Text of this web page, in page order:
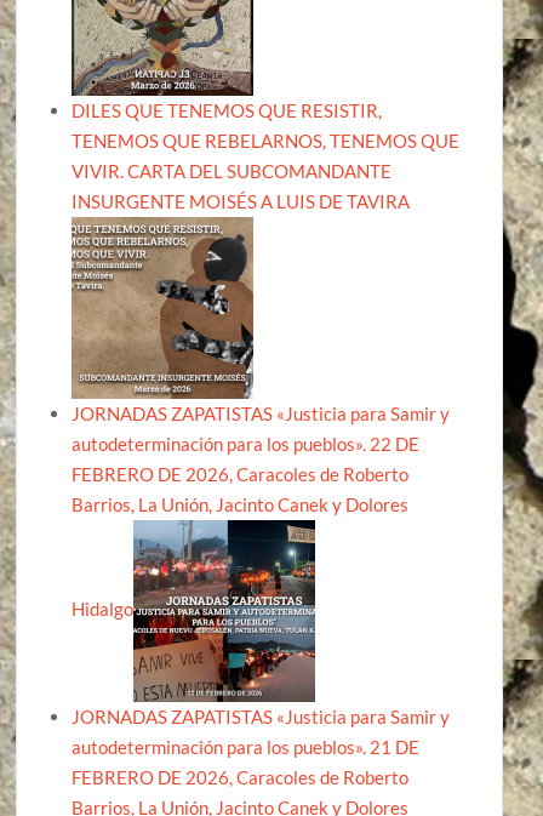
DILES QUE TENEMOS QUE RESISTIR,
TENEMOS QUE REBELARNOS, TENEMOS QUE
VIVIR. CARTA DEL SUBCOMANDANTE
INSURGENTE MOISÉS A LUIS DE TAVIRA
JORNADAS ZAPATISTAS «Justicia para Samir y
autodeterminación para los pueblos». 22 DE
FEBRERO DE 2026, Caracoles de Roberto
Barrios, La Unión, Jacinto Canek y Dolores
Hidalgo
JORNADAS ZAPATISTAS «Justicia para Samir y
autodeterminación para los pueblos». 21 DE
FEBRERO DE 2026, Caracoles de Roberto
Barrios, La Unión, Jacinto Canek y Dolores